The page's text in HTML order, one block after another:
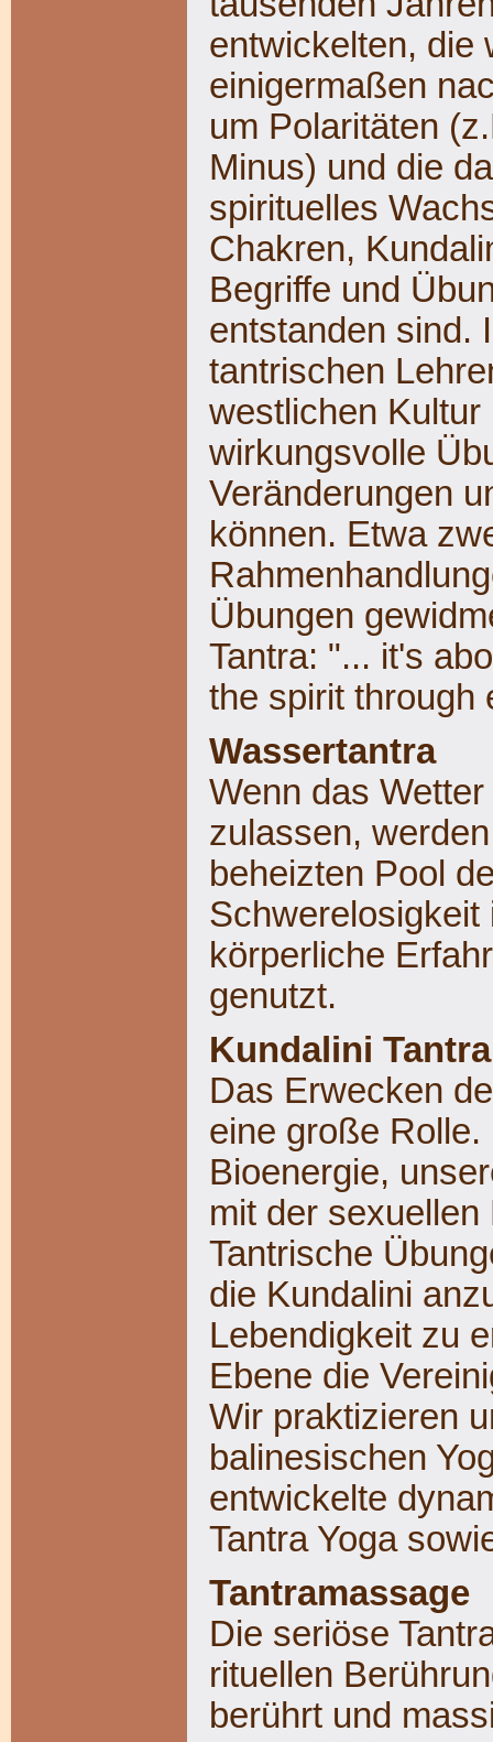
entwickelten, die
einigermaßen
um Polaritäten
Minus) und die
spirituelles
Chakren,
Begriffe und
entstanden sind.
tantrischen
westlichen
wirkungsvolle
Veränderungen
können. Etwa
Übungen
Tantra: "... it's
the spirit through
Wassertantra
Wenn das
zulassen,
beheizten Pool
Schwerelosigkeit
körperliche
genutzt.
Kundalini
Das Erwecken
eine große
Bioenergie,
mit der
Tantrische
die Kundalini
Lebendigkeit zu
Ebene die
Wir praktizieren
balinesischen
entwickelte
Tantra Yoga
Tantramassage
Die seriöse
rituellen
berührt und